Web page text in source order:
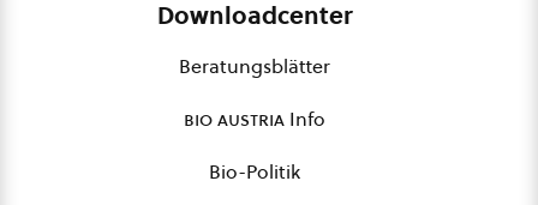
Downloadcenter
Beratungsblätter
bio austria Info
Bio-Politik